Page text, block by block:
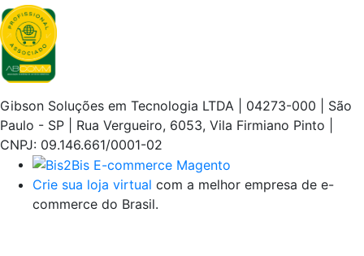
Gibson Soluções em Tecnologia LTDA | 04273-000 | São
Paulo - SP | Rua Vergueiro, 6053, Vila Firmiano Pinto |
CNPJ: 09.146.661/0001-02
Crie sua loja virtual com a melhor empresa de e-
commerce do Brasil.